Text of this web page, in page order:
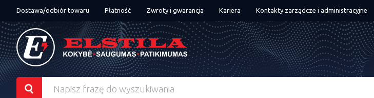
Dostawa/odbiór towaru Płatność Zwroty i gwarancja Kariera Kontakty zarządcze i administracyjne